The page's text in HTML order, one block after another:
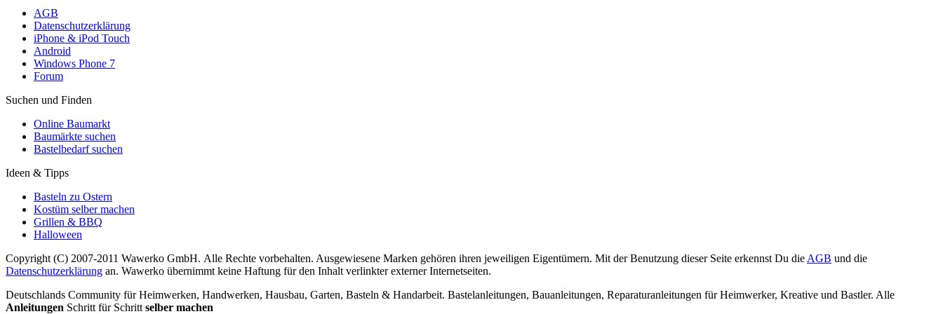
AGB
Datenschutzerklärung
iPhone & iPod Touch
Android
Windows Phone 7
Forum
Suchen und Finden
Online Baumarkt
Baumärkte suchen
Bastelbedarf suchen
Ideen & Tipps
Basteln zu Ostern
Kostüm selber machen
Grillen & BBQ
Halloween
Copyright (C) 2007-2011 Wawerko GmbH. Alle Rechte vorbehalten. Ausgewiesene Marken gehören ihren jeweiligen Eigentümern. Mit der Benutzung dieser Seite erkennst Du die AGB und die
Datenschutzerklärung an. Wawerko übernimmt keine Haftung für den Inhalt verlinkter externer Internetseiten.
Deutschlands Community für Heimwerken, Handwerken, Hausbau, Garten, Basteln & Handarbeit. Bastelanleitungen, Bauanleitungen, Reparaturanleitungen für Heimwerker, Kreative und Bastler. Alle
Anleitungen Schritt für Schritt selber machen